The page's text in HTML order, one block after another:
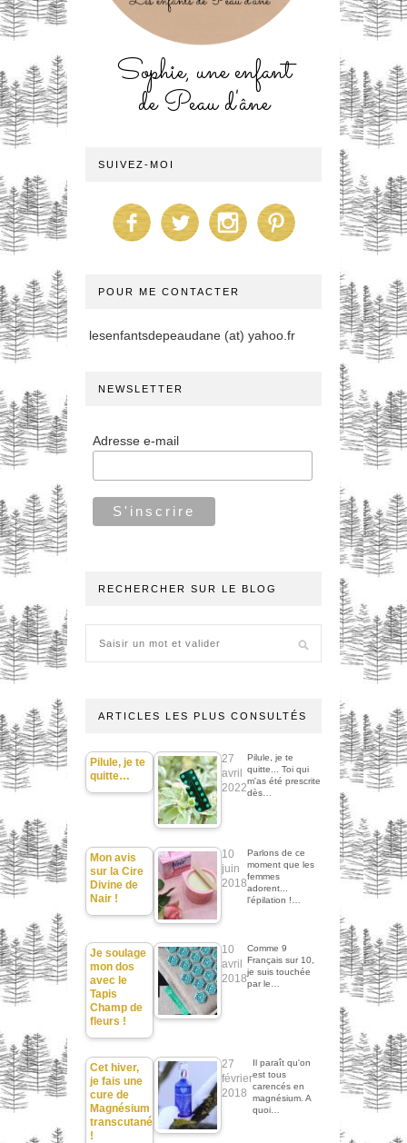
Sophie, une enfant
de Peau d'âne
SUIVEZ-MOI
POUR ME CONTACTER
lesenfantsdepeaudane (at) yahoo.fr
NEWSLETTER
Adresse e-mail
RECHERCHER SUR LE BLOG
ARTICLES LES PLUS CONSULTÉS
Pilule, je te
quitte…
27
avril
2022
Pilule, je te
quitte... Toi qui
m'as été prescrite
dès…
Mon avis
sur la Cire
Divine de
Nair !
10
juin
2018
Parlons de ce
moment que les
femmes
adorent...
l'épilation !…
Je soulage
mon dos
avec le
Tapis
Champ de
fleurs !
10
avril
2018
Comme 9
Français sur 10,
je suis touchée
par le…
Cet hiver,
je fais une
cure de
Magnésium
transcutané
!
27
février
2018
Il paraît qu'on
est tous
carencés en
magnésium. A
quoi…